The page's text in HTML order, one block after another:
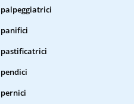
palpeggiatrici
panifici
pastificatrici
pendici
pernici